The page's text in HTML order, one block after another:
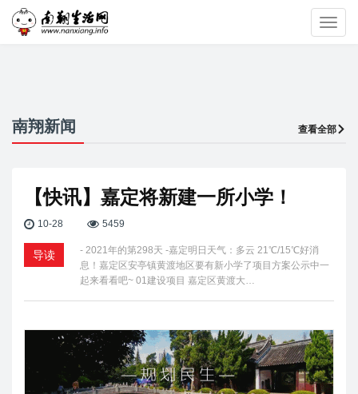
南翔新闻 查看全部
【快讯】嘉定将新建一所小学！
10-28 5459
导读
- 2021年的第298天 -嘉定明日天气：多云 21℃/15℃好消
息！嘉定区安亭镇黄渡地区要有新小学了项目方案公示中一
起来看看吧~ 01建设项目 嘉定区黄渡大…